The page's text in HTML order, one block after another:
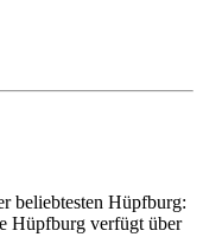
beliebtesten Hüpfburg:
Hüpfburg verfügt über